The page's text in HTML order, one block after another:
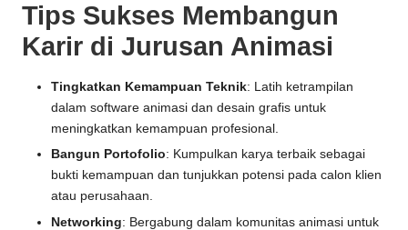
Tips Sukses Membangun
Karir di Jurusan Animasi
Tingkatkan Kemampuan Teknik: Latih ketrampilan
dalam software animasi dan desain grafis untuk
meningkatkan kemampuan profesional.
Bangun Portofolio: Kumpulkan karya terbaik sebagai
bukti kemampuan dan tunjukkan potensi pada calon klien
atau perusahaan.
Networking: Bergabung dalam komunitas animasi untuk